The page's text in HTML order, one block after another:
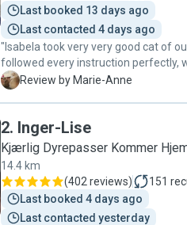
Last booked 13 days ago
Last contacted 4 days ago
"Isabela took very very good cat of
followed every instruction perfectly,
complete peace of mind. Our cats
have asked for a better pet sitter and
absolutely recommend her to anyone
reliable and attentive pet sitter 🌹"
M Review by Marie-Anne
2. Inger-Lise
Kjærlig Dyrepasser
14.4 km
(402 reviews) 151
Last booked 4 days ago
Last contacted yesterday